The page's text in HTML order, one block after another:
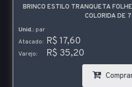
BRINCO ESTILO TRANQUETA
COLORIDA DE
Unid.: par
Atacado: R$ 17,60
Varejo: R$ 35,20